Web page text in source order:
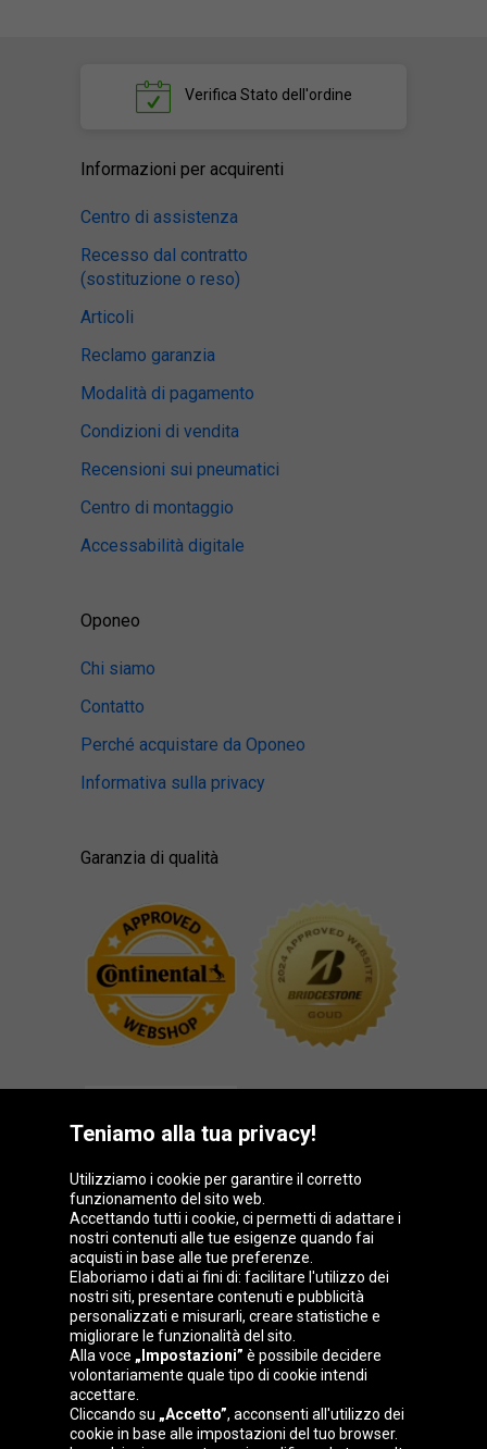
Verifica Stato dell'ordine
Informazioni per acquirenti
Centro di assistenza
Recesso dal contratto
(sostituzione o reso)
Articoli
Reclamo garanzia
Modalità di pagamento
Condizioni di vendita
Recensioni sui pneumatici
Centro di montaggio
Accessabilità digitale
Oponeo
Chi siamo
Contatto
Perché acquistare da Oponeo
Informativa sulla privacy
Garanzia di qualità
Gruppo Oponeo
Belgique
Česká
republika
Deutschland Éire
España
Teniamo alla tua privacy!
Utilizziamo i cookie per garantire il corretto
funzionamento del sito web.
Accettando tutti i cookie, ci permetti di adattare i
nostri contenuti alle tue esigenze quando fai
acquisti in base alle tue preferenze.
Elaboriamo i dati ai fini di: facilitare l'utilizzo dei
nostri siti, presentare contenuti e pubblicità
personalizzati e misurarli, creare statistiche e
migliorare le funzionalità del sito.
Alla voce „Impostazioni” è possibile decidere
volontariamente quale tipo di cookie intendi
accettare.
Cliccando su „Accetto”, acconsenti all'utilizzo dei
cookie in base alle impostazioni del tuo browser.